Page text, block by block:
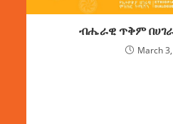
ብሔራዊ ጥቅም
March